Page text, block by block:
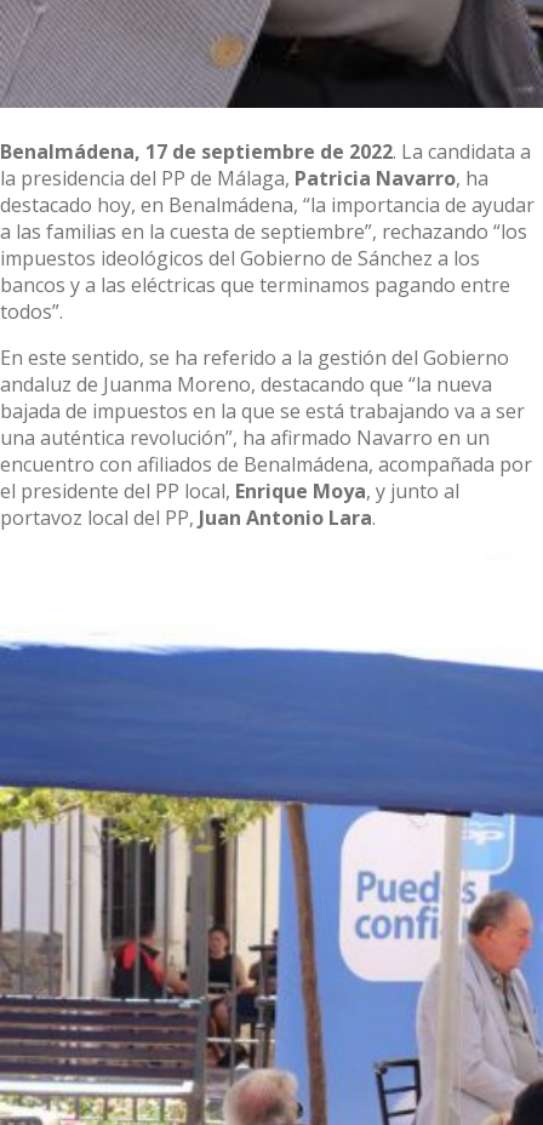
Benalmádena, 17 de septiembre de 2022. La candidata a
la presidencia del PP de Málaga, Patricia Navarro, ha
destacado hoy, en Benalmádena, “la importancia de ayudar
a las familias en la cuesta de septiembre”, rechazando “los
impuestos ideológicos del Gobierno de Sánchez a los
bancos y a las eléctricas que terminamos pagando entre
todos”.
En este sentido, se ha referido a la gestión del Gobierno
andaluz de Juanma Moreno, destacando que “la nueva
bajada de impuestos en la que se está trabajando va a ser
una auténtica revolución”, ha afirmado Navarro en un
encuentro con afiliados de Benalmádena, acompañada por
el presidente del PP local, Enrique Moya, y junto al
portavoz local del PP, Juan Antonio Lara.